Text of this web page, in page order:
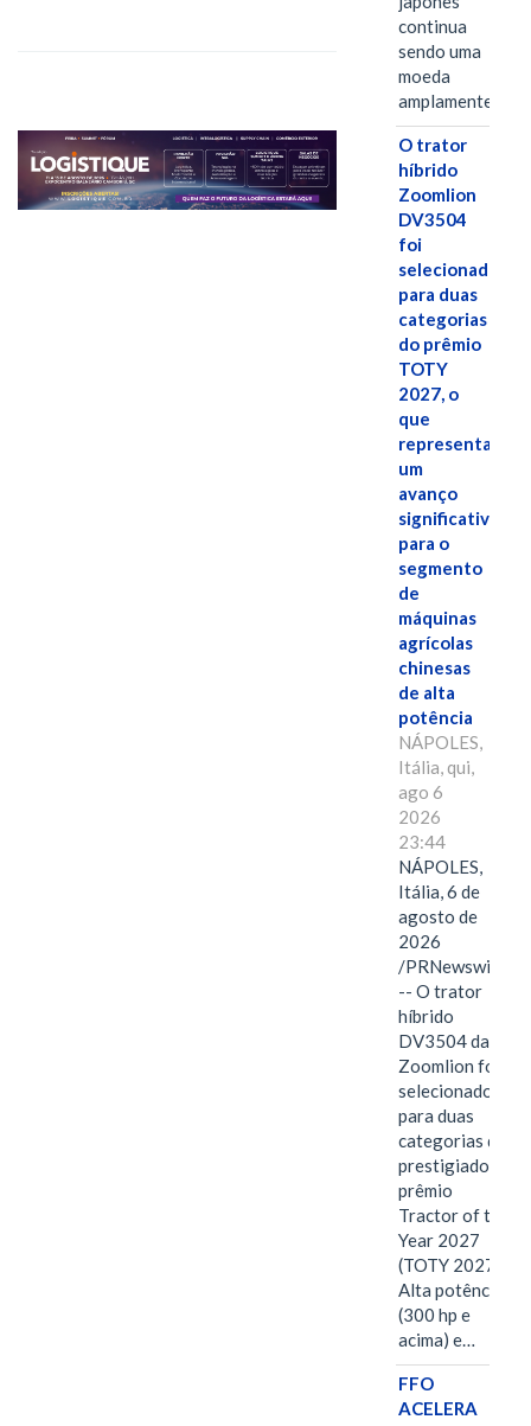
continua
sendo uma
moeda
amplamente…
O trator
híbrido
Zoomlion
DV3504
foi
selecionado
para duas
categorias
do prêmio
TOTY
2027, o
que
representa
um
avanço
significativo
para o
segmento
de
máquinas
agrícolas
chinesas
de alta
potência
NÁPOLES,
Itália, qui,
ago 6
2026
23:44
NÁPOLES,
Itália, 6 de
agosto de
2026
/PRNewswire/
-- O trator
híbrido
DV3504 da
Zoomlion foi
selecionado
para duas
categorias do
prestigiado
prêmio
Tractor of the
Year 2027
(TOTY 2027:
Alta potência
(300 hp e
acima) e…
FFO
ACELERA